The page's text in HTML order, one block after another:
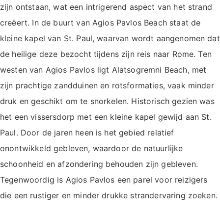
zijn ontstaan, wat een intrigerend aspect van het strand
creëert. In de buurt van Agios Pavlos Beach staat de
kleine kapel van St. Paul, waarvan wordt aangenomen dat
de heilige deze bezocht tijdens zijn reis naar Rome. Ten
westen van Agios Pavlos ligt Alatsogremni Beach, met
zijn prachtige zandduinen en rotsformaties, vaak minder
druk en geschikt om te snorkelen. Historisch gezien was
het een vissersdorp met een kleine kapel gewijd aan St.
Paul. Door de jaren heen is het gebied relatief
onontwikkeld gebleven, waardoor de natuurlijke
schoonheid en afzondering behouden zijn gebleven.
Tegenwoordig is Agios Pavlos een parel voor reizigers
die een rustiger en minder drukke strandervaring zoeken.